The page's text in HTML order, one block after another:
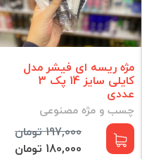
برند
فقط کالاهای موجود
فیلتر براساس قیمت :
قیمت:
مژه ریسه ای فیشر مدل
کایلی سایز 14 پک 3
عددی
چسب و مژه مصنوعی
197,000 تومان
180,000 تومان